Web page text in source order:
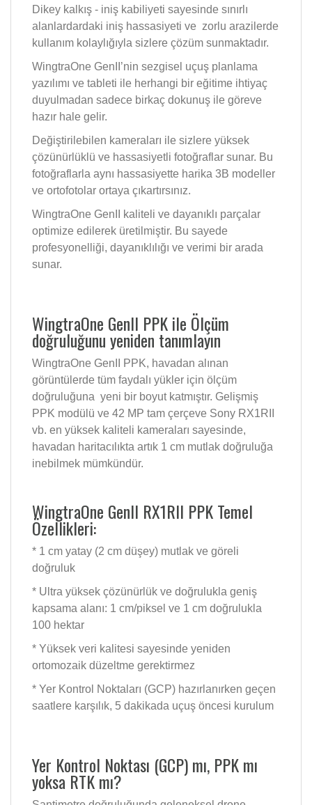
Dikey kalkış - iniş kabiliyeti sayesinde sınırlı
alanlardardaki iniş hassasiyeti ve zorlu arazilerde
kullanım kolaylığıyla sizlere çözüm sunmaktadır.
WingtraOne GenII’nin sezgisel uçuş planlama
yazılımı ve tableti ile herhangi bir eğitime ihtiyaç
duyulmadan sadece birkaç dokunuş ile göreve
hazır hale gelir.
Değiştirilebilen kameraları ile sizlere yüksek
çözünürlüklü ve hassasiyetli fotoğraflar sunar. Bu
fotoğraflarla aynı hassasiyette harika 3B modeller
ve ortofotolar ortaya çıkartırsınız.
WingtraOne GenII kaliteli ve dayanıklı parçalar
optimize edilerek üretilmiştir. Bu sayede
profesyonelliği, dayanıklılığı ve verimi bir arada
sunar.
WingtraOne GenII PPK ile Ölçüm
doğruluğunu yeniden tanımlayın
WingtraOne GenII PPK, havadan alınan
görüntülerde tüm faydalı yükler için ölçüm
doğruluğuna yeni bir boyut katmıştır. Gelişmiş
PPK modülü ve 42 MP tam çerçeve Sony RX1RII
vb. en yüksek kaliteli kameraları sayesinde,
havadan haritacılıkta artık 1 cm mutlak doğruluğa
inebilmek mümkündür.
WingtraOne GenII RX1RII PPK Temel
Özellikleri:
* 1 cm yatay (2 cm düşey) mutlak ve göreli
doğruluk
* Ultra yüksek çözünürlük ve doğrulukla geniş
kapsama alanı: 1 cm/piksel ve 1 cm doğrulukla
100 hektar
* Yüksek veri kalitesi sayesinde yeniden
ortomozaik düzeltme gerektirmez
* Yer Kontrol Noktaları (GCP) hazırlanırken geçen
saatlere karşılık, 5 dakikada uçuş öncesi kurulum
Yer Kontrol Noktası (GCP) mı, PPK mı
yoksa RTK mı?